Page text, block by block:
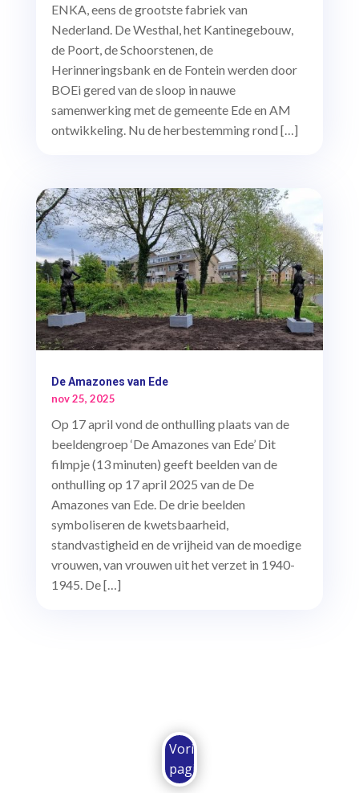
ENKA, eens de grootste fabriek van
Nederland. De Westhal, het Kantinegebouw,
de Poort, de Schoorstenen, de
Herinneringsbank en de Fontein werden door
BOEi gered van de sloop in nauwe
samenwerking met de gemeente Ede en AM
ontwikkeling. Nu de herbestemming rond […]
De Amazones van Ede
nov 25, 2025
Op 17 april vond de onthulling plaats van de
beeldengroep ‘De Amazones van Ede’ Dit
filmpje (13 minuten) geeft beelden van de
onthulling op 17 april 2025 van de De
Amazones van Ede. De drie beelden
symboliseren de kwetsbaarheid,
standvastigheid en de vrijheid van de moedige
vrouwen, van vrouwen uit het verzet in 1940-
1945. De […]
Vorige
pagina...